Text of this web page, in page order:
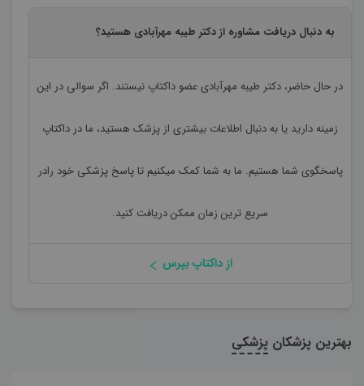
به دنبال دریافت مشاوره از دکتر طیبه مهرآبادی هستید؟
در حال حاضر، دکتر طیبه مهرآبادیعضو داکتاپ نیستند. اگر سوالی در این
زمینه دارید یا به دنبال اطلاعات بیشتری از پزشک هستید، ما در داکتاپ
پاسخگوی شما هستیم. ما به شما کمک میکنیم تا پاسخ پزشکی خود رادر
سریع ترین زمان ممکن دریافت کنید.
از داکتاپ بپرس
بهترین پزشکان پزشکی